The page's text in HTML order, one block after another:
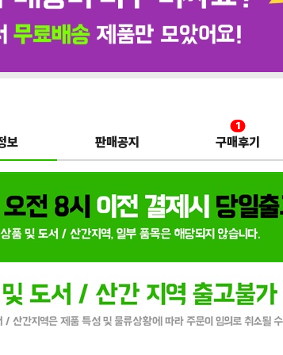
보 판매공지 구매후기
1